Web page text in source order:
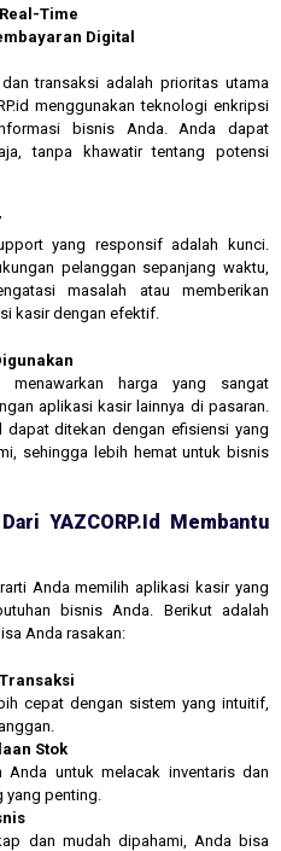
Time
Digital
transaksi adalah prioritas utama
menggunakan teknologi enkripsi
bisnis Anda. Anda dapat
tanpa khawatir tentang potensi
yang responsif adalah kunci.
pelanggan sepanjang waktu,
masalah atau memberikan
kasir dengan efektif.
menawarkan harga yang sangat
aplikasi kasir lainnya di pasaran.
dapat ditekan dengan efisiensi yang
sehingga lebih hemat untuk bisnis
YAZCORP.id Membantu
Anda memilih aplikasi kasir yang
bisnis Anda. Berikut adalah
Anda rasakan:
cepat dengan sistem yang intuitif,
Stok
Anda untuk melacak inventaris dan
yang penting.
dan mudah dipahami, Anda bisa